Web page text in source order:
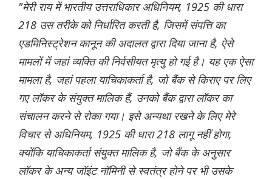
"मेरी राय में भारतीय उत्तराधिकार अधिनियम, 1925 की धारा
218 उस तरीके को निर्धारित करती है, जिसमें संपत्ति का
एडमिनिस्ट्रेशन कानून की अदालत द्वारा दिया जाना है, ऐसे
मामलों में जहां व्यक्ति की निर्वसीयत मृत्यु हो गई है। यह एक ऐसा
मामला है, जहां पहला याचिकाकर्ता है, जो बैंक से किराए पर लिए
गए लॉकर के संयुक्त मालिक हैं, उनको बैंक द्वारा लॉकर का
संचालन करने से रोका गया। इसे अन्यथा रखने के लिए मेरे
विचार से अधिनियम, 1925 की धारा 218 लागू नहीं होगा,
क्योंकि याचिकाकर्ता संयुक्त मालिक है, जो बैंक के अनुसार
लॉकर के अन्य जॉइंट नॉमिनी से स्वतंत्र होने पर भी उसके